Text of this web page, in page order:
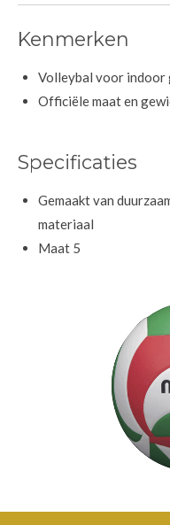
Kenmerken
Volleybal voor indoor
Officiële maat en
Specificaties
Gemaakt van
materiaal
Maat 5